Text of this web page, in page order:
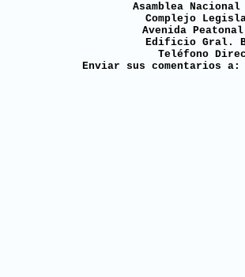
Asamblea
Complejo
Avenida
Edificio Gral.
Teléfono
Enviar sus comentarios